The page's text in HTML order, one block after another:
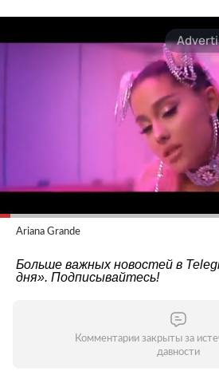
Ariana Grande
Больше важных новостей в
дня». Подписывайтесь!
Комментарии закрыты за
давности